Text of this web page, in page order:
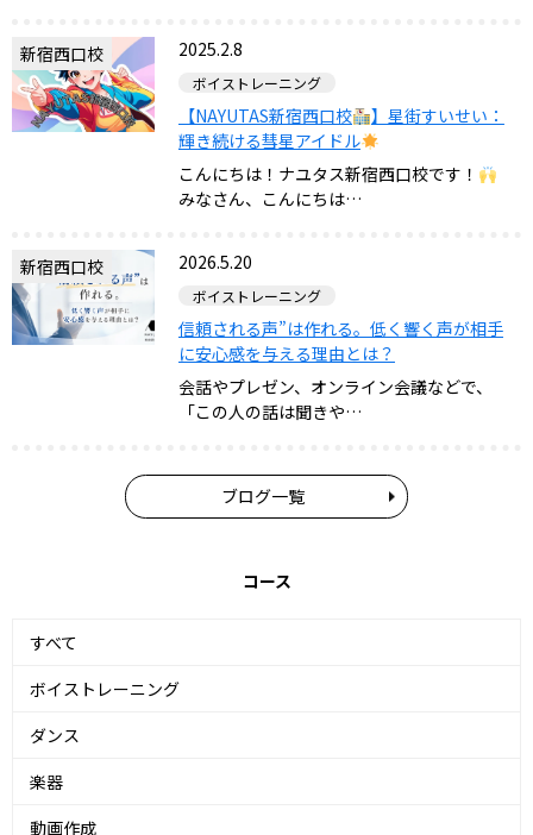
新宿西口校 2025.2.8
ボイストレーニング
【NAYUTAS新宿西口校
】星街すいせい：
輝き続ける彗星アイドル
こんにちは！ナユタス新宿西口校です！
みなさん、こんにちは…
新宿西口校 2026.5.20
ボイストレーニング
信頼される声”は作れる。低く響く声が相手
に安心感を与える理由とは？
会話やプレゼン、オンライン会議などで、
「この人の話は聞きや…
ブログ一覧
コース
すべて
ボイストレーニング
ダンス
楽器
動画作成